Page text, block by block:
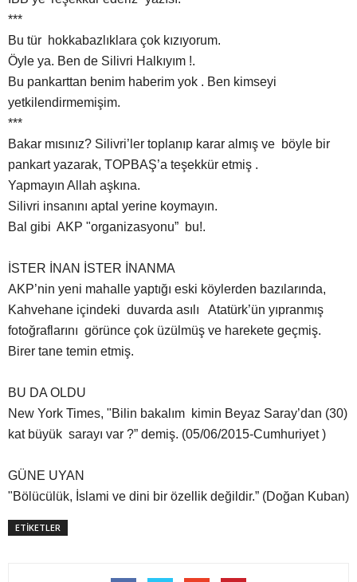
***
Bu tür hokkabazlıklara çok kızıyorum.
Öyle ya. Ben de Silivri Halkıyım !.
Bu pankarttan benim haberim yok . Ben kimseyi
yetkilendirmemişim.
***
Bakar mısınız? Silivri’ler toplanıp karar almış ve böyle bir
pankart yazarak, TOPBAŞ’a teşekkür etmiş .
Yapmayın Allah aşkına.
Silivri insanını aptal yerine koymayın.
Bal gibi AKP "organizasyonu” bu!.
İSTER İNAN İSTER İNANMA
AKP’nin yeni mahalle yaptığı eski köylerden bazılarında,
Kahvehane içindeki duvarda asılı Atatürk’ün yıpranmış
fotoğraflarını görünce çok üzülmüş ve harekete geçmiş.
Birer tane temin etmiş.
BU DA OLDU
New York Times, "Bilin bakalım kimin Beyaz Saray’dan (30)
kat büyük sarayı var ?” demiş. (05/06/2015-Cumhuriyet )
GÜNE UYAN
"Bölücülük, İslami ve dini bir özellik değildir.” (Doğan Kuban)
ETİKETLER